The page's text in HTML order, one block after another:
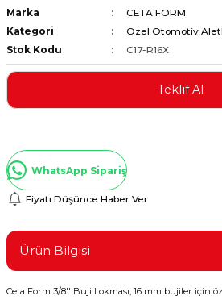
ve Penseler
Atölye Aletleri
Marka
CETA FORM
Kategori
Özel Otomotiv
Stok Kodu
C17-R16X
Teklif Al
WhatsApp Sipariş
Fiyatı Düşünce Haber Ver
Ürün Bilgisi
Ceta Form 3/8'' Buji Lokması, 16 mm bujiler için